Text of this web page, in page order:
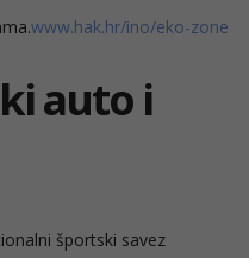
www.hak.hr/ino/eko-zone
auto i
športski savez